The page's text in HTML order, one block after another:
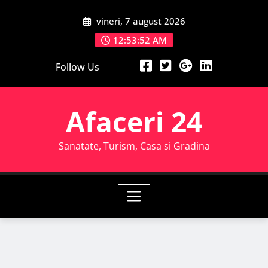
vineri, 7 august 2026
12:53:53 AM
Follow Us
Afaceri 24
Sanatate, Turism, Casa si Gradina